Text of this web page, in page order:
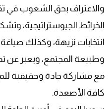
والاعتراف بحق الشعوب في
الخرائط الجيوستراتيجية،
انتخابات نزيهة، وكذلك
وطبيعة المجتمع، ويعبر
مع مشاركة جادة وحقيقية
كافة الأصعدة.